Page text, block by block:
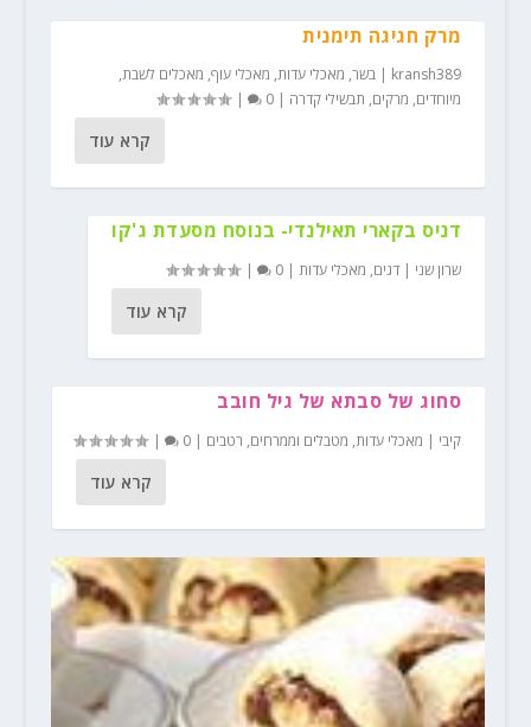
מרק חגיגה תימנית
kransh389
| בשר, מאכלי עדות, מאכלי עוף, מאכלים לשבת,
מיוחדים, מרקים, תבשילי קדרה |
0
|
קרא עוד
דניס בקארי תאילנדי- בנוסח מסעדת ג'קו
שרון שני | דגים, מאכלי עדות|
0
|
קרא עוד
סחוג של סבתא של גיל חובב
קיבי | מאכלי עדות, מטבלים וממרחים, רטבים |
0
|
קרא עוד